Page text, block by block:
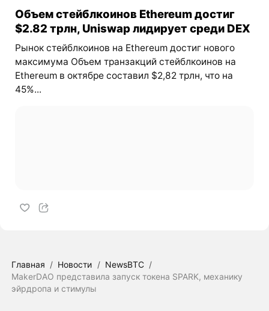
Объем стейблкоинов Ethereum достиг
$2.82 трлн, Uniswap лидирует среди DEX
Рынок стейблкоинов на Ethereum достиг нового
максимума Объем транзакций стейблкоинов на
Ethereum в октябре составил $2,82 трлн, что на
45%...
Главная / Новости / NewsBTC /
MakerDAO представила запуск токена SPARK, механику
эйрдропа и стимулы